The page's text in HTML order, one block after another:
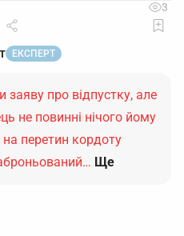
3
ЕКСПЕРТ
заяву про відпустку, але
не повинні нічого йому
перетин кордоту
Ще